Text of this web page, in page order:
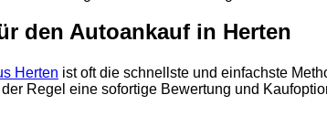
den Autoankauf in Herten
Herten ist oft die schnellste und einfachste
Regel eine sofortige Bewertung und